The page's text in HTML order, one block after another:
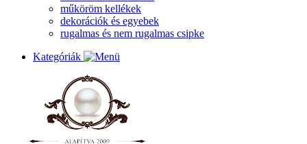
műköröm kellékek
dekorációk és egyebek
rugalmas és nem rugalmas csipke
Kategóriák